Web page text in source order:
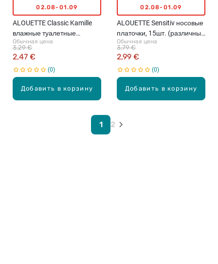
Добавить в корзину
02.08-01.09
ALOUETTE Classic Kamille
влажные туалетные
салфетки, 70шт.
Обычная цена
2,47 €
3,29 €
0
Добавить в корзину
02.08-01.09
ALOUETTE Sensitiv носовые
платочки, 15шт. (различные
цвета)
Обычная цена
2,99 €
3,79 €
0
1 2